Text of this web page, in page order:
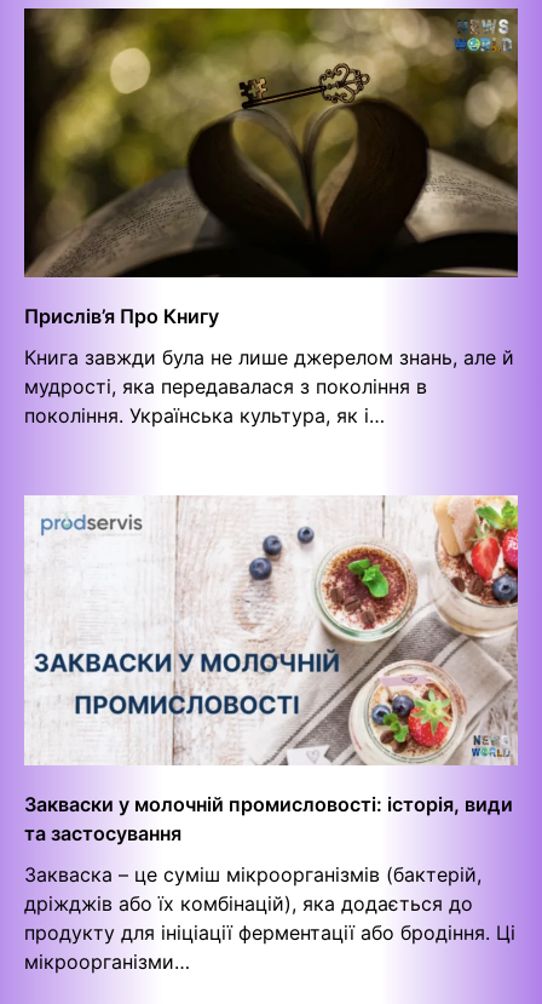
Прислів’я Про Книгу
Книга завжди була не лише джерелом знань, але й
мудрості, яка передавалася з покоління в
покоління. Українська культура, як і…
Закваски у молочній промисловості: історія, види
та застосування
Закваска – це суміш мікроорганізмів (бактерій,
дріжджів або їх комбінацій), яка додається до
продукту для ініціації ферментації або бродіння. Ці
мікроорганізми…